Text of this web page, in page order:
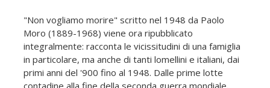
"Non vogliamo morire" scritto nel 1948 da Paolo
Moro (1889-1968) viene ora ripubblicato
integralmente: racconta le vicissitudini di una famiglia
in particolare, ma anche di tanti lomellini e italiani, dai
primi anni del '900 fino al 1948. Dalle prime lotte
contadine alla fine della seconda guerra mondiale.